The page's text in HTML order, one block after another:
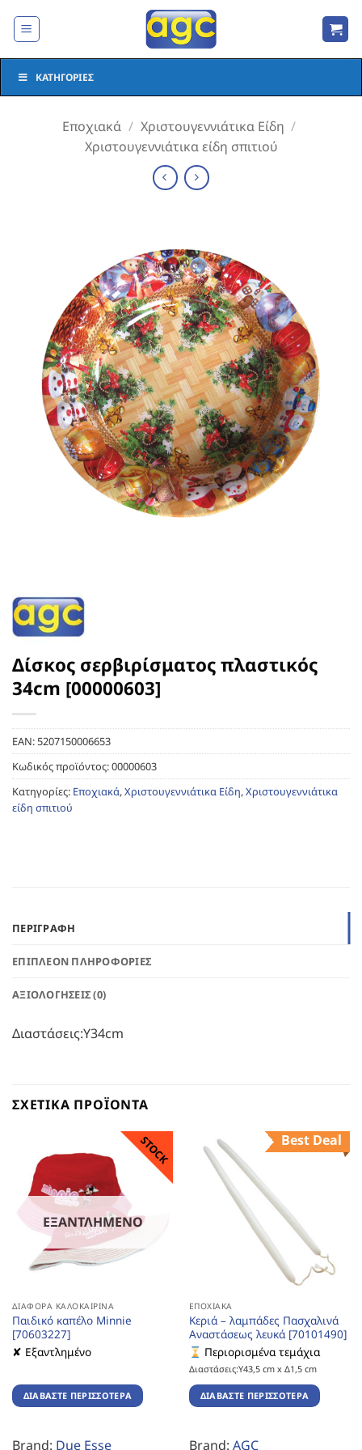
στο
ΚΑΤΗΓΟΡΊΕΣ
Εποχιακά / Χριστουγεννιάτικα Είδη /
Χριστουγεννιάτικα είδη σπιτιού
Δίσκος σερβιρίσματος πλαστικός
34cm [00000603]
EAN:5207150006653
Κωδικός προϊόντος:00000603
Κατηγορίες: Εποχιακά,Χριστουγεννιάτικα Είδη,Χριστουγεννιάτικα
είδη σπιτιού
ΠΕΡΙΓΡΑΦΉ
ΕΠΙΠΛΈΟΝ ΠΛΗΡΟΦΟΡΊΕΣ
ΑΞΙΟΛΟΓΉΣΕΙΣ (0)
Διαστάσεις:Υ34cm
ΣΧΕΤΙΚΆ ΠΡΟΪΌΝΤΑ
STOCK
ΕΞΑΝΤΛΗΜΈΝΟ
ΔΙΆΦΟΡΑ ΚΑΛΟΚΑΙΡΙΝΆ
Παιδικό καπέλο Minnie
[70603227]
✘ Εξαντλημένο
ΔΙΑΒΆΣΤΕ ΠΕΡΙΣΣΌΤΕΡΑ
Brand: Due Esse
Best Deal
ΕΠΟΧΙΑΚΆ
Κεριά – λαμπάδες Πασχαλινά
Αναστάσεως λευκά [70101490]
Περιορισμένα τεμάχια
Διαστάσεις:Υ43,5 cm x Δ1,5 cm
ΔΙΑΒΆΣΤΕ ΠΕΡΙΣΣΌΤΕΡΑ
Brand: AGC